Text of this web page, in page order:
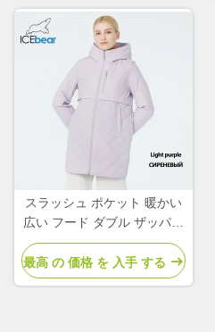
スラッシュ ポケット 暖かい
広い フード ダブル ザッパー
スタイリッシュ 軽量 包帯ジ
ャケット
最高 の 価格 を 入手 する